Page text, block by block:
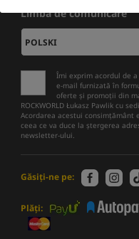
Limba de comunicare
Îmi exprim acordul de
e-mail furnizată în
oferte și promoții din
ROCKWORLD Łukasz Pawlik cu
Acordarea acestui
ceea ce va duce la ștergerea
newsletter-ului.
Găsiți-ne pe:
Plăți: